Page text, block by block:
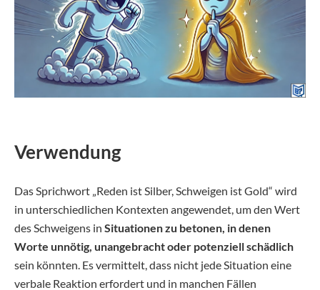
Verwendung
Das Sprichwort „Reden ist Silber, Schweigen ist Gold“ wird
in unterschiedlichen Kontexten angewendet, um den Wert
des Schweigens in Situationen zu betonen, in denen
Worte unnötig, unangebracht oder potenziell schädlich
sein könnten. Es vermittelt, dass nicht jede Situation eine
verbale Reaktion erfordert und in manchen Fällen